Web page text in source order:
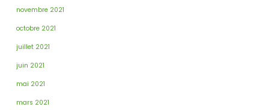
novembre 2021
octobre 2021
juillet 2021
juin 2021
mai 2021
mars 2021